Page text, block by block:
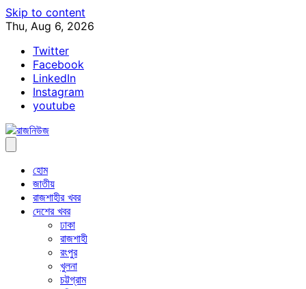
Skip to content
Thu, Aug 6, 2026
Twitter
Facebook
LinkedIn
Instagram
youtube
হোম
জাতীয়
রাজশাহীর খবর
দেশের খবর
ঢাকা
রাজশাহী
রংপুর
খুলনা
চট্টগ্রাম